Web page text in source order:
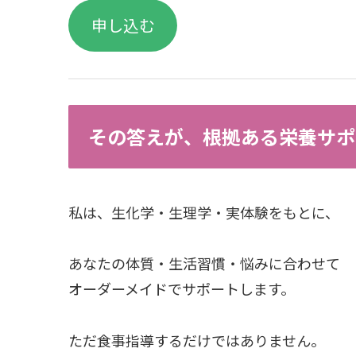
申し込む
その答えが、根拠ある栄養サポ
私は、生化学・生理学・実体験をもとに、
あなたの体質・生活習慣・悩みに合わせて
オーダーメイドでサポートします。
ただ食事指導するだけではありません。